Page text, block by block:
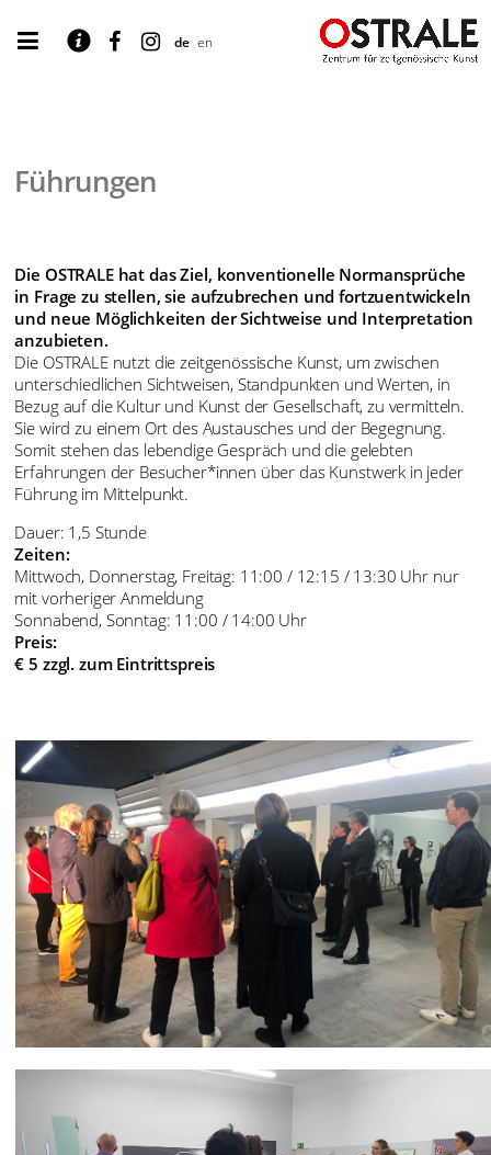
de en
Führungen
Die OSTRALE hat das Ziel, konventionelle Normansprüche
in Frage zu stellen, sie aufzubrechen und fortzuentwickeln
und neue Möglichkeiten der Sichtweise und Interpretation
anzubieten.
Die OSTRALE nutzt die zeitgenössische Kunst, um zwischen
unterschiedlichen Sichtweisen, Standpunkten und Werten, in
Bezug auf die Kultur und Kunst der Gesellschaft, zu vermitteln.
Sie wird zu einem Ort des Austausches und der Begegnung.
Somit stehen das lebendige Gespräch und die gelebten
Erfahrungen der Besucher*innen über das Kunstwerk in jeder
Führung im Mittelpunkt.
Dauer: 1,5 Stunde
Zeiten:
Mittwoch, Donnerstag, Freitag: 11:00 / 12:15 / 13:30 Uhr nur
mit vorheriger Anmeldung
Sonnabend, Sonntag: 11:00 / 14:00 Uhr
Preis:
€ 5 zzgl. zum Eintrittspreis